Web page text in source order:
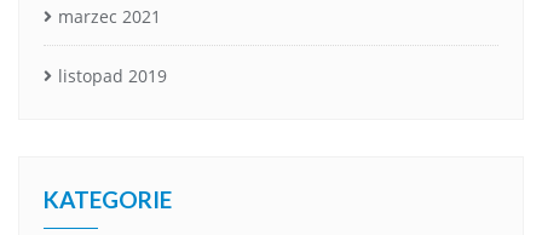
marzec 2021
listopad 2019
KATEGORIE